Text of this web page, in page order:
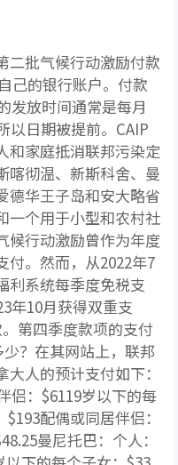
二批气候行动激励付款
己的银行账户。付款
发放时间通常是每月
以日期被提前。CAIP
和家庭抵消联邦污染定
喀彻温、新斯科舍、曼
德华王子岛和安大略省
一个用于小型和农村社
候行动激励曾作为年度
付。然而，从2022年7
利系统每季度免税支
年10月获得双重支
第四季度款项的支付
？在其网站上，联邦
人的预计支付如下：
侣：$6119岁以下的每
配偶或同居伴侣：
曼尼托巴：个人：